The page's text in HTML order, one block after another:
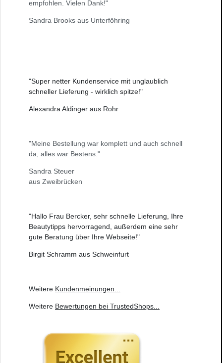
empfohlen. Vielen Dank!"
Sandra Brooks aus Unterföhring
"Super netter Kundenservice mit unglaublich
schneller Lieferung - wirklich spitze!"
Alexandra Aldinger aus Rohr
"Meine Bestellung war komplett und auch schnell
da, alles war Bestens."
Sandra Steuer
aus Zweibrücken
"Hallo Frau Bercker, sehr schnelle Lieferung, Ihre
Beautytipps hervorragend, außerdem eine sehr
gute Beratung über Ihre Webseite!"
Birgit Schramm aus Schweinfurt
Weitere Kundenmeinungen
Weitere Bewertungen bei TrustedShops